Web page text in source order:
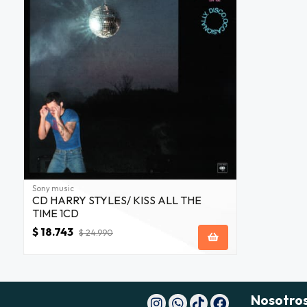
Sony music
CD HARRY STYLES/ KISS ALL THE
TIME 1CD
$ 18.743 $ 24.990